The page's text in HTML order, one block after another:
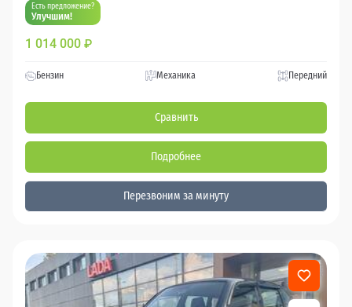
Есть предложение?
Улучшим!
1 014 000 ₽
Бензин Механика Передний
Сравнить
Подробнее
Перезвоним за минуту